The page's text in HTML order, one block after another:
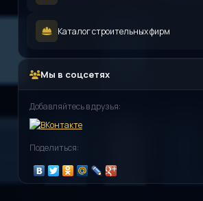
Каталог строительных фирм
Мы в соцсетях
Добавляйтесь в друзья:
Поделиться: